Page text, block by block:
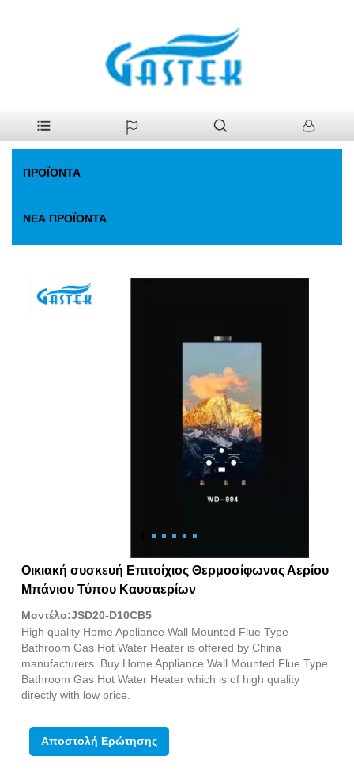
Υδάτων εκκίνησης
φυσιολογικού νερού φυσιολογικού νερού
ΠΡΟΪΌΝΤΑ
ΝΈΑ ΠΡΟΪΌΝΤΑ
Οικιακή συσκευή Επιτοίχιος Θερμοσίφωνας Αερίου
Μπάνιου Τύπου Καυσαερίων
Μοντέλο:JSD20-D10CB5
High quality Home Appliance Wall Mounted Flue Type
Bathroom Gas Hot Water Heater is offered by China
manufacturers. Buy Home Appliance Wall Mounted Flue Type
Bathroom Gas Hot Water Heater which is of high quality
directly with low price.
Αποστολή Ερώτησης